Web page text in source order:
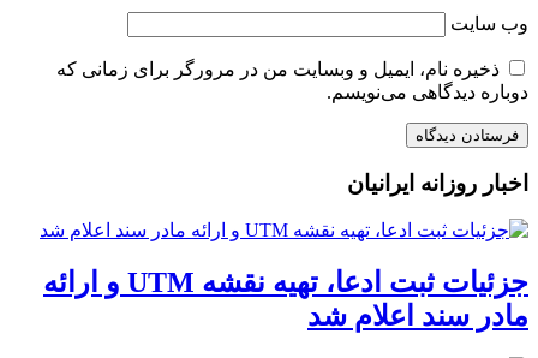
وب‌ سایت
ذخیره نام، ایمیل و وبسایت من در مرورگر برای زمانی که
دوباره دیدگاهی می‌نویسم.
اخبار روزانه ایرانیان
جزئیات ثبت ادعا، تهیه نقشه UTM و ارائه
مادر سند اعلام شد